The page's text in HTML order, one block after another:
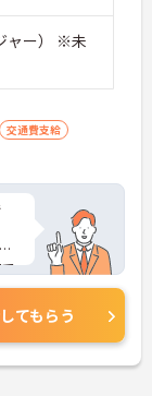
ャー） ※未
交通費支給
てもらう